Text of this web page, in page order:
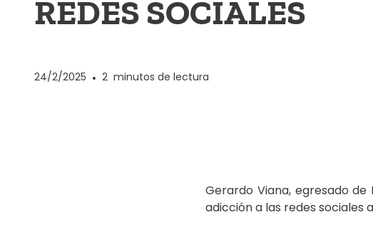
REDES SOCIALES
24/2/2025 • 2 minutos de lectura
Gerardo Viana, egresado
adicción a las redes sociales